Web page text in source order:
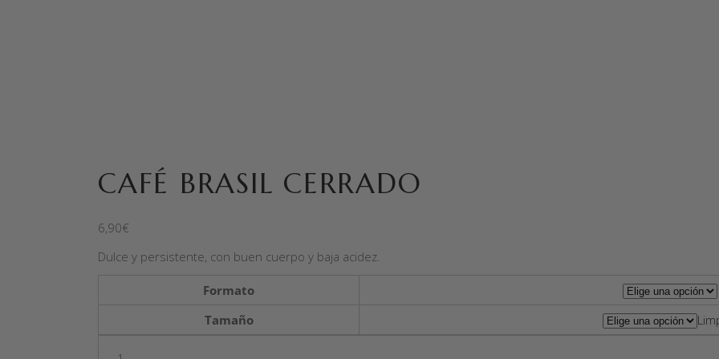
CAFÉ BRASIL CERRADO
6,90€
Dulce y persistente, con buen cuerpo y baja acidez.
Formato
Tamaño